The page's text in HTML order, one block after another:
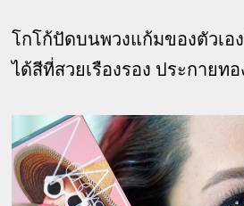
โกโก้ปัดบนพวงแก้มของตัวเอ
ได้สีที่สวยเรืองรอง ประกายท